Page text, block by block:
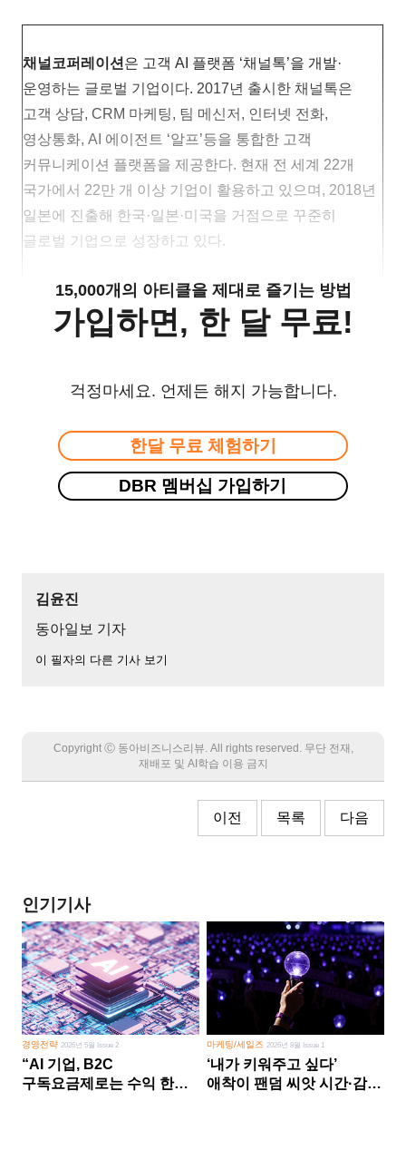
채널코퍼레이션 은 고객 AI 플랫폼 ‘채널톡’을 개발·
운영하는 글로벌 기업이다. 2017년 출시한 채널톡은
고객 상담, CRM 마케팅, 팀 메신저, 인터넷 전화,
영상통화, AI 에이전트 ‘알프’등을 통합한 고객
커뮤니케이션 플랫폼을 제공한다. 현재 전 세계 22개
국가에서 22만 개 이상 기업이 활용하고 있으며, 2018년
일본에 진출해 한국·일본·미국을 거점으로 꾸준히
글로벌 기업으로 성장하고 있다.
15,000개의 아티클을 제대로 즐기는 방법
가입하면, 한 달 무료!
걱정마세요. 언제든 해지 가능합니다.
한달 무료 체험하기
DBR 멤버십 가입하기
김윤진
동아일보 기자
이 필자의 다른 기사 보기
Copyright Ⓒ 동아비즈니스리뷰. All rights reserved. 무단 전재,
재배포 및 AI학습 이용 금지
이전 목록 다음
인기기사
경영전략2026년 5월 Issue 2
“AI 기업, B2C
구독요금제로는 수익 한계
마케팅/세일즈 2026년 8월 Issue 1
‘내가 키워주고 싶다’
애착이 팬덤 씨앗 시간·감정